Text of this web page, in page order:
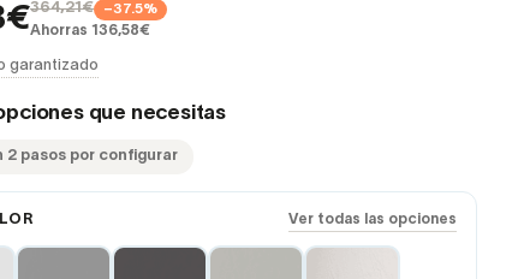
364,21€ −37.5%
Ahorras 136,58€
garantizado
que necesitas
2 pasos por configurar
Ver todas las opciones